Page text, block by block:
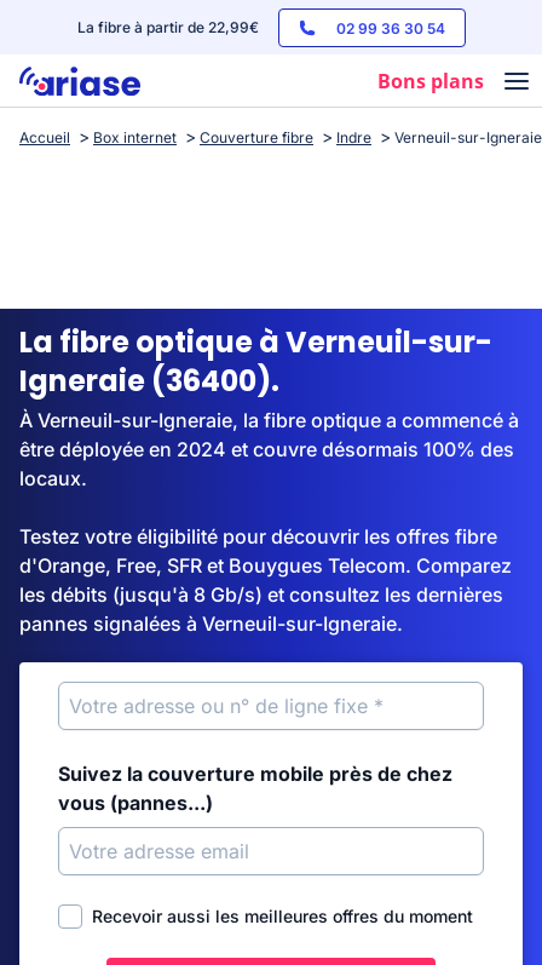
La fibre à partir de 22,99€ 02 99 36 30 54
Bons plans
Box internet
Streaming
Accueil Box internet Couverture fibre Indre Verneuil-sur-Igneraie
La fibre optique à Verneuil-sur-
Igneraie (36400).
À Verneuil-sur-Igneraie, la fibre optique a commencé à
être déployée en 2024 et couvre désormais 100% des
locaux.
Testez votre éligibilité pour découvrir les offres fibre
d'Orange, Free, SFR et Bouygues Telecom. Comparez
les débits (jusqu'à 8 Gb/s) et consultez les dernières
pannes signalées à Verneuil-sur-Igneraie.
Suivez la couverture mobile près de chez
vous (pannes...)
Recevoir aussi les meilleures offres du moment